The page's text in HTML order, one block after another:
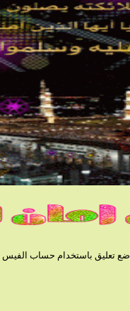
ضع تعليق باستخدام حساب الفيس بوك